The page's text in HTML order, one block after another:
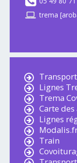
trema
Lignes
Trema
Carte
Lignes
Train